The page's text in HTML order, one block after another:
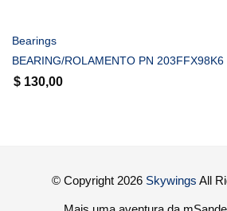
Bearings
BEARING/ROLAMENTO PN 203FFX98K6
$ 130,00
© Copyright 2026 Skywings All